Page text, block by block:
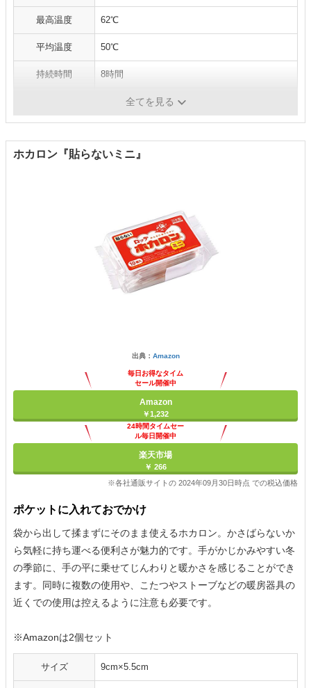
最高温度 62℃
平均温度 50℃
持続時間 8時間
30個×2全てを見る
ホカロン『貼らないミニ』
出典： Amazon
毎日お得なタイム
セール開催中
Amazon
￥1,232
24時間タイムセー
ル毎日開催中
楽天市場
￥ 266
※各社通販サイトの 2024年09月30日時点 での税込価格
ポケットに入れておでかけ
袋から出して揉まずにそのまま使えるホカロン。かさばらないか
ら気軽に持ち運べる便利さが魅力的です。手がかじかみやすい冬
の季節に、手の平に乗せてじんわりと暖かさを感じることができ
ます。同時に複数の使用や、こたつやストーブなどの暖房器具の
近くでの使用は控えるように注意も必要です。
※Amazonは2個セット
サイズ 9cm×5.5cm